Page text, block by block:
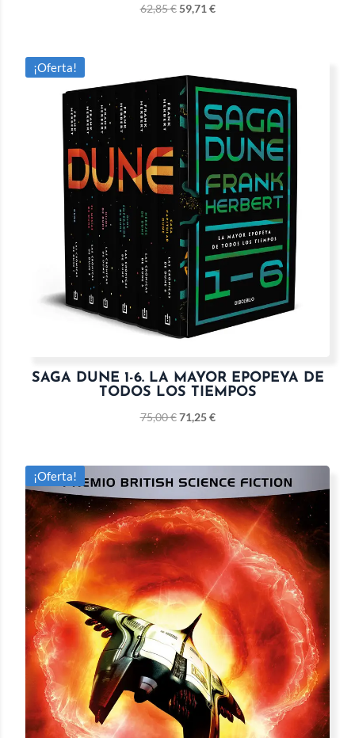
62,85€ 59,71 €
¡Oferta!
SAGA DUNE 1-6. LA MAYOR EPOPEYA DE
TODOS LOS TIEMPOS
75,00€ 71,25€
¡Oferta!